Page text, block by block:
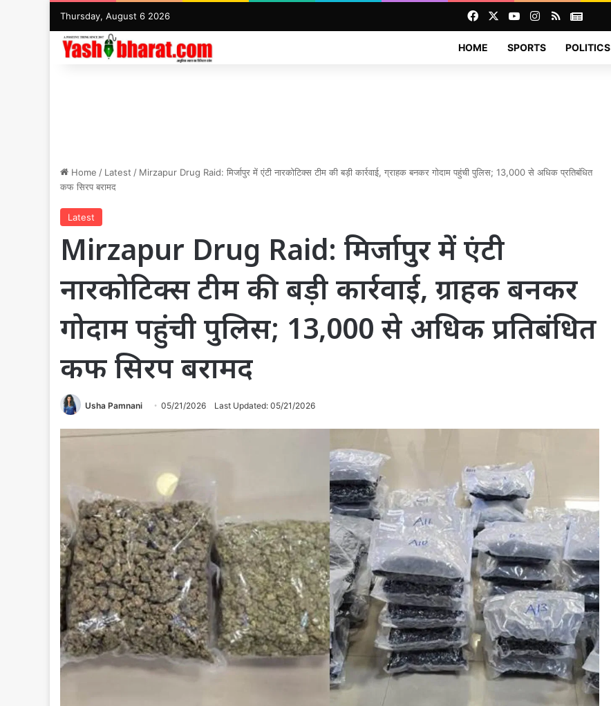
Thursday, August 6 2026 FacebookYouTubeInstagram
RSSNews
HOME SPORTS POLITICS
Home / Latest / Mirzapur Drug Raid: मिर्जापुर में एंटी नारकोटिक्स टीम की बड़ी कार्रवाई, ग्राहक बनकर गोदाम पहुंची पुलिस; 13,000 से अधिक प्रतिबंधित
कफ सिरप बरामद
Latest
Mirzapur Drug Raid: मिर्जापुर में एंटी
नारकोटिक्स टीम की बड़ी कार्रवाई, ग्राहक बनकर
गोदाम पहुंची पुलिस; 13,000 से अधिक प्रतिबंधित
कफ सिरप बरामद
Usha Pamnani 05/21/2026 Last Updated: 05/21/2026